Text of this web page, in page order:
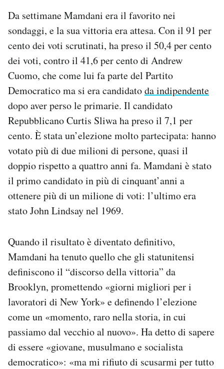
Da settimane Mamdani era il favorito nei
sondaggi, e la sua vittoria era attesa. Con il 91 per
cento dei voti scrutinati, ha preso il 50,4 per cento
dei voti, contro il 41,6 per cento di Andrew
Cuomo, che come lui fa parte del Partito
Democratico ma si era candidatoda indipendente
dopo aver perso le primarie. Il candidato
Repubblicano Curtis Sliwa ha preso il 7,1 per
cento. È stata un’elezione molto partecipata: hanno
votato più di due milioni di persone, quasi il
doppio rispetto a quattro anni fa. Mamdani è stato
il primo candidato in più di cinquant’anni a
ottenere più di un milione di voti: l’ultimo era
stato John Lindsay nel 1969.
Quando il risultato è diventato definitivo,
Mamdani ha tenuto quello che gli statunitensi
definiscono il “discorso della vittoria” da
Brooklyn, promettendo «giorni migliori per i
lavoratori di New York» e definendo l’elezione
come un «momento, raro nella storia, in cui
passiamo dal vecchio al nuovo». Ha detto di sapere
di essere «giovane, musulmano e socialista
democratico»: «ma mi rifiuto di scusarmi per tutto